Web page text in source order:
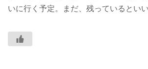
いに行く予定。まだ、残っているとい